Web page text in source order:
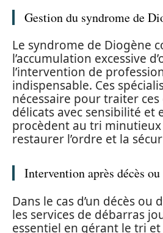
Gestion du syndrome de
Le syndrome de Diogène
l’accumulation excessive
l’intervention de
indispensable. Ces
nécessaire pour traiter
délicats avec sensibilité et
procèdent au tri
restaurer l’ordre et la
Intervention après décès
Dans le cas d’un décès ou
les services de débarras
essentiel en gérant le tri